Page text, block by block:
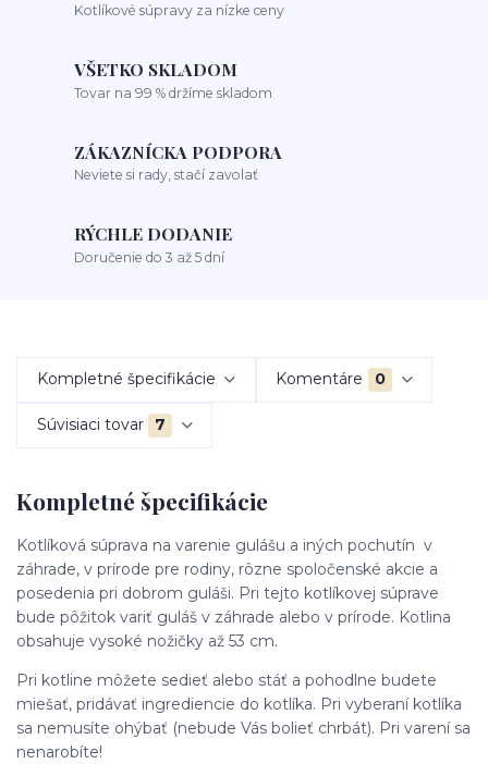
Kotlíkové súpravy za nízke ceny
VŠETKO SKLADOM
Tovar na 99 % držíme skladom
ZÁKAZNÍCKA PODPORA
Neviete si rady, stačí zavolať
RÝCHLE DODANIE
Doručenie do 3 až 5 dní
Kompletné špecifikácie Komentáre 0
Súvisiaci tovar 7
Kompletné špecifikácie
Kotlíková súprava na varenie gulášu a iných pochutín v
záhrade, v prírode pre rodiny, rôzne spoločenské akcie a
posedenia pri dobrom guláši. Pri tejto kotlíkovej súprave
bude pôžitok variť guláš v záhrade alebo v prírode. Kotlina
obsahuje vysoké nožičky až 53 cm.
Pri kotline môžete sedieť alebo stáť a pohodlne budete
miešať, pridávať ingrediencie do kotlíka. Pri vyberaní kotlíka
sa nemusíte ohýbať (nebude Vás bolieť chrbát). Pri varení sa
nenarobíte!